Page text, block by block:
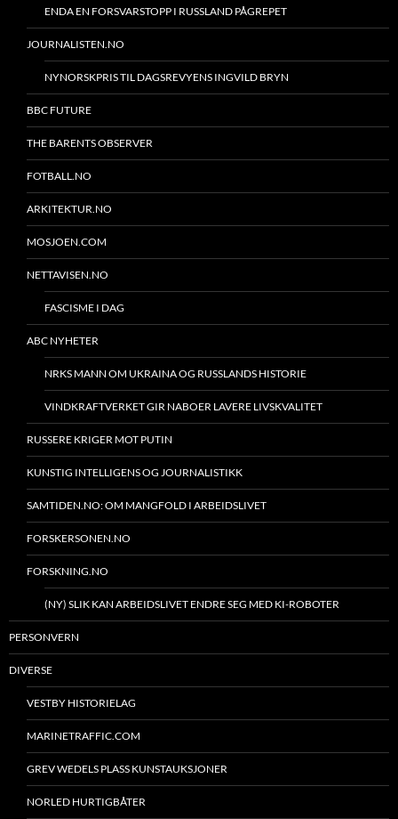
ENDA EN FORSVARSTOPP I RUSSLAND PÅGREPET
JOURNALISTEN.NO
NYNORSKPRIS TIL DAGSREVYENS INGVILD BRYN
BBC FUTURE
THE BARENTS OBSERVER
FOTBALL.NO
ARKITEKTUR.NO
MOSJOEN.COM
NETTAVISEN.NO
FASCISME I DAG
ABC NYHETER
NRKS MANN OM UKRAINA OG RUSSLANDS HISTORIE
VINDKRAFTVERKET GIR NABOER LAVERE LIVSKVALITET
RUSSERE KRIGER MOT PUTIN
KUNSTIG INTELLIGENS OG JOURNALISTIKK
SAMTIDEN.NO: OM MANGFOLD I ARBEIDSLIVET
FORSKERSONEN.NO
FORSKNING.NO
(NY) SLIK KAN ARBEIDSLIVET ENDRE SEG MED KI-ROBOTER
PERSONVERN
DIVERSE
VESTBY HISTORIELAG
MARINETRAFFIC.COM
GREV WEDELS PLASS KUNSTAUKSJONER
NORLED HURTIGBÅTER